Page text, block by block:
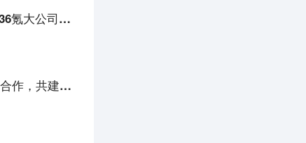
成都智算中心正式上线；湖南中行与万达集团长沙分公司签订数字人民币战略合作协议 | 36氪大公司数字创新指南0511
中交兴路与华为达成合作，意在推动物流数字化转型；每日互动云合数据与蜜度达成战略合作，共建智慧城市 | 36氪大公司数字化创新指南1101